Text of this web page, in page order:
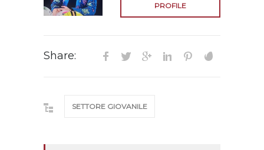
PROFILE
Share:
SETTORE GIOVANILE